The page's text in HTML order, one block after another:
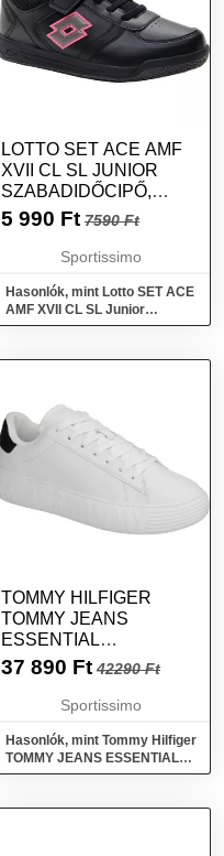
LOTTO SET ACE AMF
XVII CL SL JUNIOR
SZABADIDŐCIPŐ,
FEKETE, MÉRET
5 990 Ft 7590 Ft
Sportissimo
Hasonlók, mint Lotto SET ACE
AMF XVII CL SL Junior
szabadidőcipő, fekete, méret
TOMMY HILFIGER
TOMMY JEANS
ESSENTIAL
EMBOSSED TRAINERS
FEHÉR, MÉRET
37 890 Ft 42290 Ft
Sportissimo
Hasonlók, mint Tommy Hilfiger
TOMMY JEANS ESSENTIAL
EMBOSSED TRAINERS Férfi